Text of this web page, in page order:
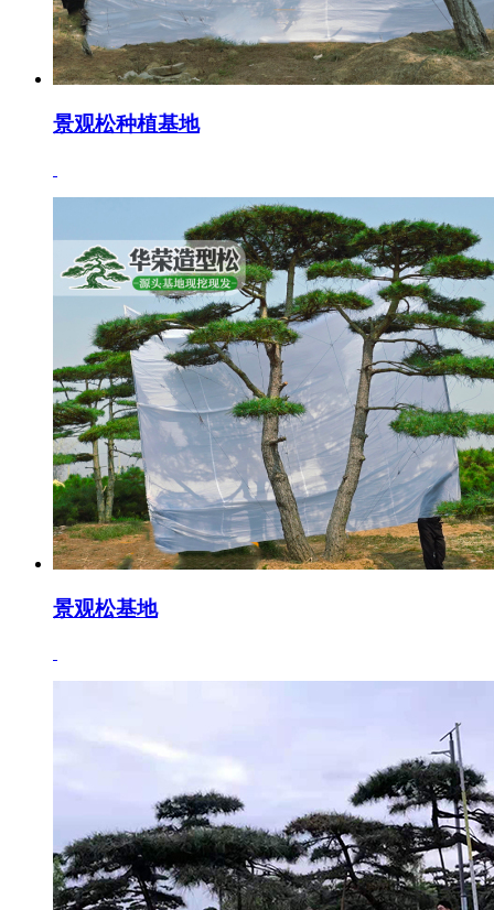
景观松种植基地
景观松基地